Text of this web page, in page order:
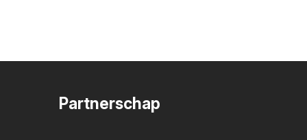
Partnerschap